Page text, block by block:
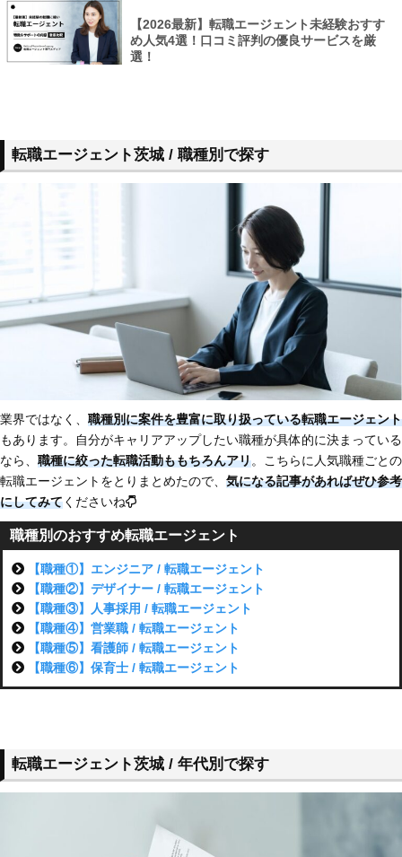
【2026最新】転職エージェント未経験おすす
め人気4選！口コミ評判の優良サービスを厳
選！
転職エージェント茨城 / 職種別で探す
業界ではなく、 職種別に案件を豊富に取り扱っている転職エージェント
もあります。自分がキャリアアップしたい職種が具体的に決まっている
なら、 職種に絞った転職活動ももちろんアリ。こちらに人気職種ごとの
転職エージェントをとりまとめたので、 気になる記事があればぜひ参考
にしてみてくださいね
職種別のおすすめ転職エージェント
【職種①】エンジニア / 転職エージェント
【職種②】デザイナー / 転職エージェント
【職種③】人事採用 / 転職エージェント
【職種④】営業職 / 転職エージェント
【職種⑤】看護師 / 転職エージェント
【職種⑥】保育士 / 転職エージェント
転職エージェント茨城 / 年代別で探す